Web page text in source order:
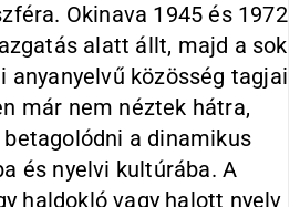
Okinava 1945 és 1972
alatt állt, majd a sok
anyanyelvű közösség tagjai
már nem néztek hátra,
a dinamikus
és nyelvi kultú­rába. A
haldokló vagy halott nyelv